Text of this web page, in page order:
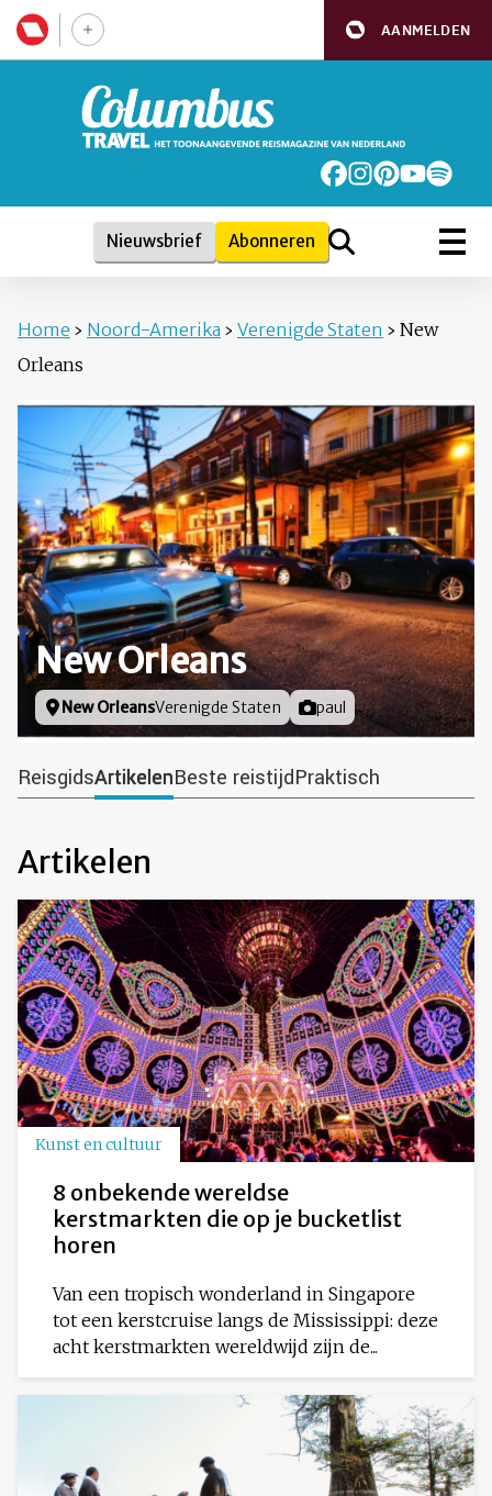
AANMELDEN
Nieuwsbrief Abonneren
Home › Noord-Amerika › Verenigde Staten › New
Orleans
New Orleans
Locatie
New OrleansVerenigde Staten Foto door
paul
ReisgidsArtikelenBeste reistijdPraktisch
Artikelen
Kunst en cultuur
8 onbekende wereldse
kerstmarkten die op je bucketlist
horen
Van een tropisch wonderland in Singapore
tot een kerstcruise langs de Mississippi: deze
acht kerstmarkten wereldwijd zijn de...